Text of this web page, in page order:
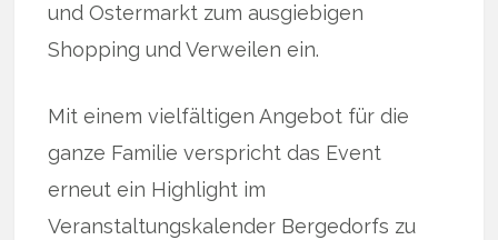
und Ostermarkt zum ausgiebigen
Shopping und Verweilen ein.
Mit einem vielfältigen Angebot für die
ganze Familie verspricht das Event
erneut ein Highlight im
Veranstaltungskalender Bergedorfs zu